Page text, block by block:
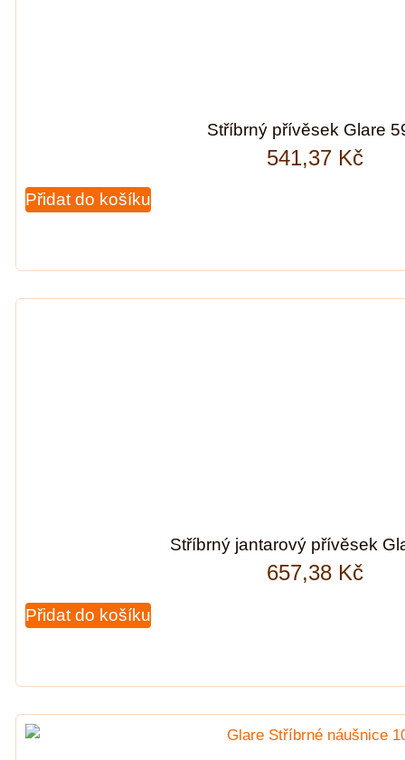
Stříbrný přívěsek Glare
541,37 Kč
Přidat do košíku
Stříbrný jantarový přívěsek
657,38 Kč
Přidat do košíku